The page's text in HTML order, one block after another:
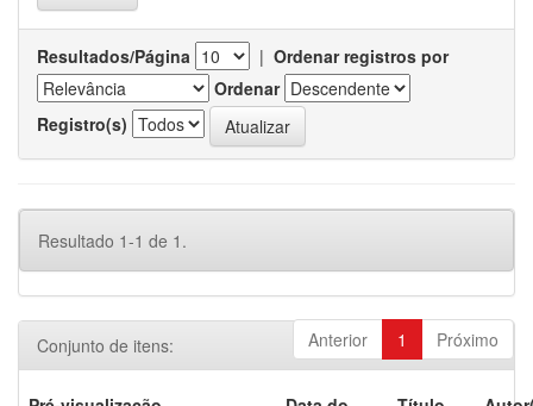
Resultados/Página | Ordenar registros por
Ordenar
Registro(s)
Resultado 1-1 de 1.
Anterior 1 Próximo
Conjunto de itens: